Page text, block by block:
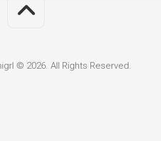
© 2026. All Rights Reserved.